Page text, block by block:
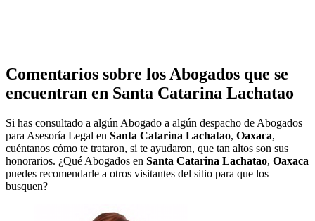
Comentarios sobre los Abogados que se
encuentran en Santa Catarina Lachatao
Si has consultado a algún Abogado a algún despacho de Abogados
para Asesoría Legal en Santa Catarina Lachatao, Oaxaca,
cuéntanos cómo te trataron, si te ayudaron, que tan altos son sus
honorarios. ¿Qué Abogados en Santa Catarina Lachatao, Oaxaca
puedes recomendarle a otros visitantes del sitio para que los
busquen?